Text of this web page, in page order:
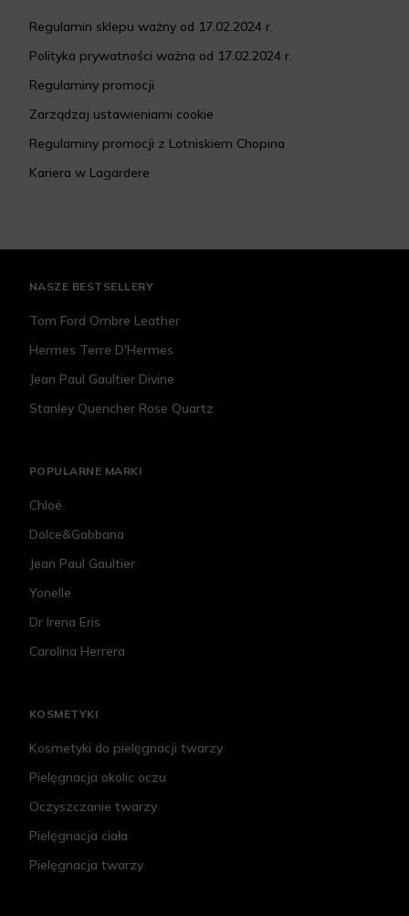
Regulamin sklepu ważny od 17.02.2024 r.
Polityka prywatności ważna od 17.02.2024 r.
Regulaminy promocji
Zarządzaj ustawieniami cookie
Regulaminy promocji z Lotniskiem Chopina
Kariera w Lagardere
NASZE BESTSELLERY
Tom Ford Ombre Leather
Hermes Terre D'Hermes
Jean Paul Gaultier Divine
Stanley Quencher Rose Quartz
POPULARNE MARKI
Chloé
Dolce&Gabbana
Jean Paul Gaultier
Yonelle
Dr Irena Eris
Carolina Herrera
KOSMETYKI
Kosmetyki do pielęgnacji twarzy
Pielęgnacja okolic oczu
Oczyszczanie twarzy
Pielęgnacja ciała
Pielęgnacja twarzy